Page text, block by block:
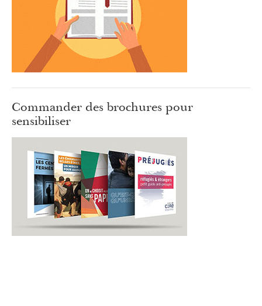
Commander des brochures pour
sensibiliser